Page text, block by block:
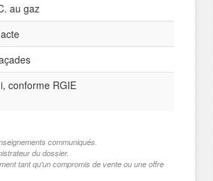
au gaz
conforme RGIE
communiqués.
du dossier.
tant qu'un compromis de vente ou une offre